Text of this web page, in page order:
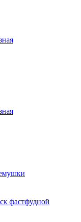
фастфудной